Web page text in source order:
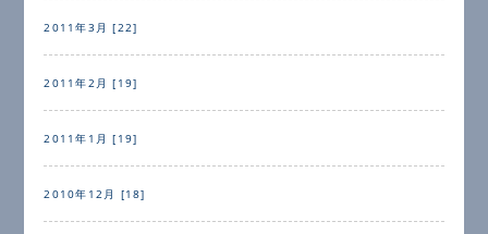
2011年3月 [22]
2011年2月 [19]
2011年1月 [19]
2010年12月 [18]